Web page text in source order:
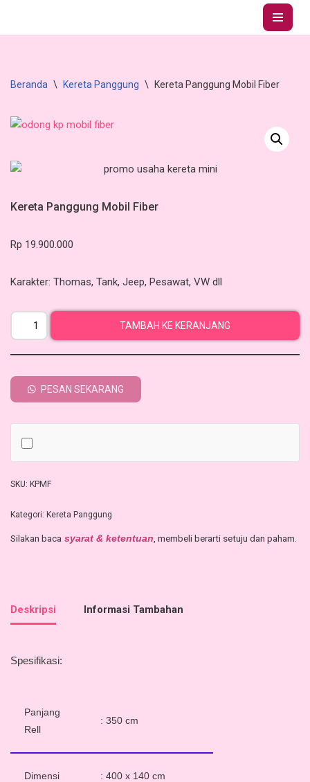
Lompat
Beranda \ Kereta Panggung \ Kereta Panggung Mobil Fiber
Kereta Panggung Mobil Fiber
Rp 19.900.000
Karakter: Thomas, Tank, Jeep, Pesawat, VW dll
TAMBAH KE KERANJANG
PESAN SEKARANG
SKU: KPMF
Kategori: Kereta Panggung
Silakan baca syarat & ketentuan , membeli berarti setuju dan paham.
Deskripsi Informasi Tambahan
Spesifikasi:
Panjang
Rell
: 350 cm
Dimensi : 400 x 140 cm